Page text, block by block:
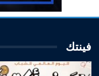
فينتك